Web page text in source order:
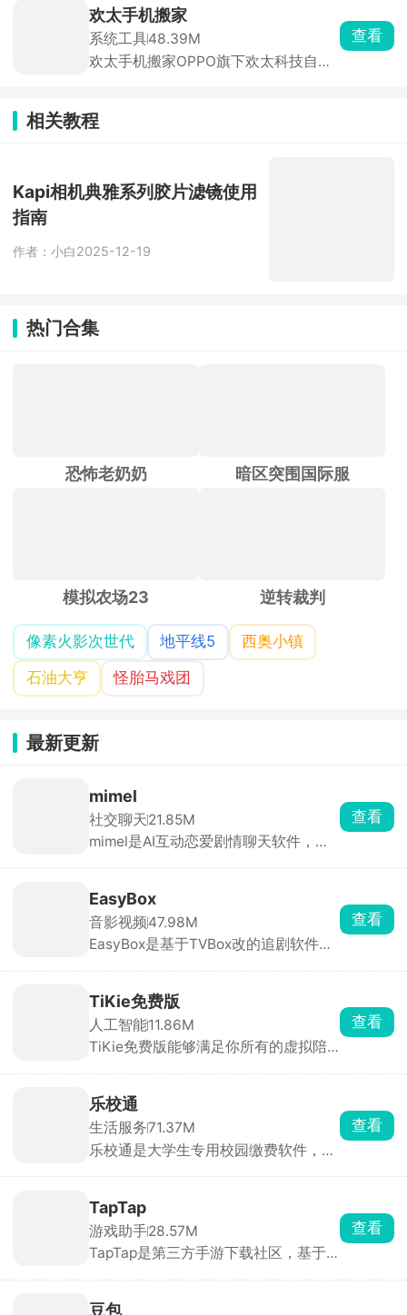
记录总使用时长。可手动调节频率测试
耳机频响，除耳机外也能用来煲小型蓝
牙音箱。注意务必低音量使用，大音量
长时间煲机容易烧坏耳机音圈，现代耳
欢太手机搬家
系统工具48.39M
欢太手机搬家OPPO旗下欢太科技自研
两台手机靠软件自建专属无线热点点对
点传输，全程零流量、不用数据线，采
查看
相关教程
Kapi相机典雅系列胶片滤镜使用
指南
作者：小白2025-12-19
热门合集
恐怖老奶奶 暗区突围国际服
模拟农场23 逆转裁判
像素火影次世代 地平线5
西奥小镇
石油大亨
怪胎马戏团
最新更新
mimel
社交聊天21.85M
mimel是AI互动恋爱剧情聊天软件，角
点开就能一对一私聊。也可以自定义创
建专属AI，从零打造专属虚拟伴侣，所
有互动剧情全由你掌控。
查看
EasyBox
音影视频47.98M
EasyBox是基于TVBox改的追剧软件，
线路超方便，高清蓝光随便看，还能投
屏、离线下载。找剧快、更新及时，追
剧党必备。
查看
TiKie免费版
人工智能11.86M
TiKie免费版能够满足你所有的虚拟陪
角色都拥有独特的外貌、性格和聊天风
格，能根据设定与对话内容做出符合人
设的回应，代入感极强。聊天支持文
字、语音输入，也可直接选择AI生成的
查看
乐校通
生活服务71.37M
乐校通是大学生专用校园缴费软件，洗
实体卡、排队充值。需要先选对应学校
实名绑定才能用，充值走微信支付宝，
每一笔花销都能查账单。不少高校澡堂
和食堂都在用，是住校刚需工具。
查看
TapTap
游戏助手28.57M
TapTap是第三方手游下载社区，基于
来自平台实名玩家，帮助快速种草。云
查看
豆包